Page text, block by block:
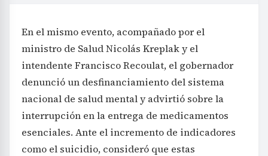
En el mismo evento, acompañado por el
ministro de Salud Nicolás Kreplak y el
intendente Francisco Recoulat, el gobernador
denunció un desfinanciamiento del sistema
nacional de salud mental y advirtió sobre la
interrupción en la entrega de medicamentos
esenciales. Ante el incremento de indicadores
como el suicidio, consideró que estas